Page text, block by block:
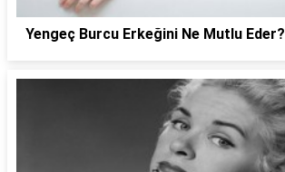
Yengeç Burcu Erkeğini Ne Mutlu Eder?